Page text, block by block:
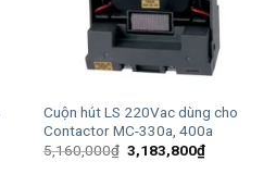
Cuộn hút LS 220Vac dùng cho
Contactor MC-330a, 400a
5,160,000₫ Giá
gốc
3,183,800₫Giá
hiện